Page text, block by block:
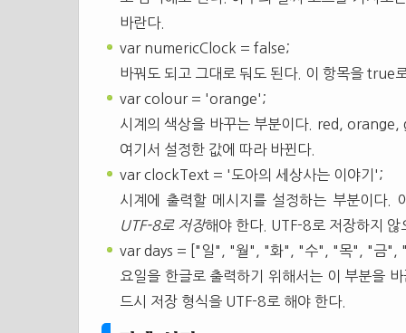
바란다.
var numericClock = false;
바꿔도 되고 그대로 둬도 된다. 이 항목을 true
var colour = 'orange';
시계의 색상을 바꾸는 부분이다. red,
여기서 설정한 값에 따라 바뀐다.
var clockText = '도아의 세상사는 이야기';
시계에 출력할 메시지를 설정하는 부분이다.
UTF-8로 저장해야 한다. UTF-8로 저장하지 않
var days = ["일", "월", "화", "수", "목", "금",
요일을 한글로 출력하기 위해서는 이 부분을
드시 저장 형식을 UTF-8로 해야 한다.